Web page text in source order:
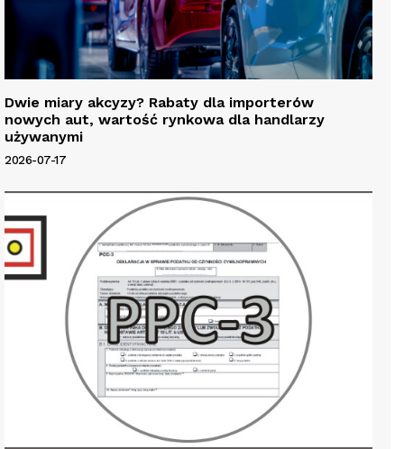
Dwie miary akcyzy? Rabaty dla importerów
nowych aut, wartość rynkowa dla handlarzy
używanymi
2026-07-17